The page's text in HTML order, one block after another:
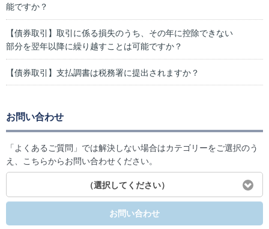
能ですか？
【債券取引】取引に係る損失のうち、その年に控除できない
部分を翌年以降に繰り越すことは可能ですか？
【債券取引】支払調書は税務署に提出されますか？
お問い合わせ
「よくあるご質問」では解決しない場合はカテゴリーをご選択のう
え、こちらからお問い合わせください。
（選択してください）
お問い合わせ